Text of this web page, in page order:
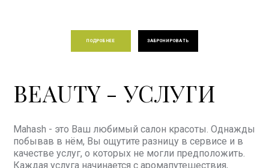
ПОДРОБНЕЕ ЗАБРОНИРОВАТЬ
BEAUTY - УСЛУГИ
Mahash - это Ваш любимый салон красоты. Однажды
побывав в нём, Вы ощутите разницу в сервисе и в
качестве услуг, о которых не могли предположить.
Каждая услуга начинается с аромапутешествия,